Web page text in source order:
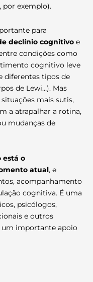
exemplo).
para
declínio cognitivo e
condições como
cognitivo leve
diferentes tipos de
de Lewi…). Mas
mais sutis,
a atrapalhar a rotina,
mudanças de
está o
atual, e
acompanhamento
cognitiva. É uma
psicólogos,
e outros
um importante apoio